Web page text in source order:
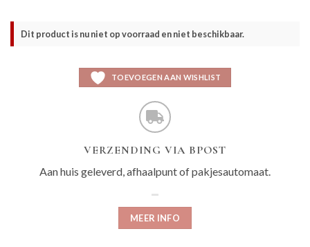
Dit product is nu niet op voorraad en niet beschikbaar.
TOEVOEGEN AAN WISHLIST
VERZENDING VIA BPOST
Aan huis geleverd, afhaalpunt of pakjesautomaat.
MEER INFO